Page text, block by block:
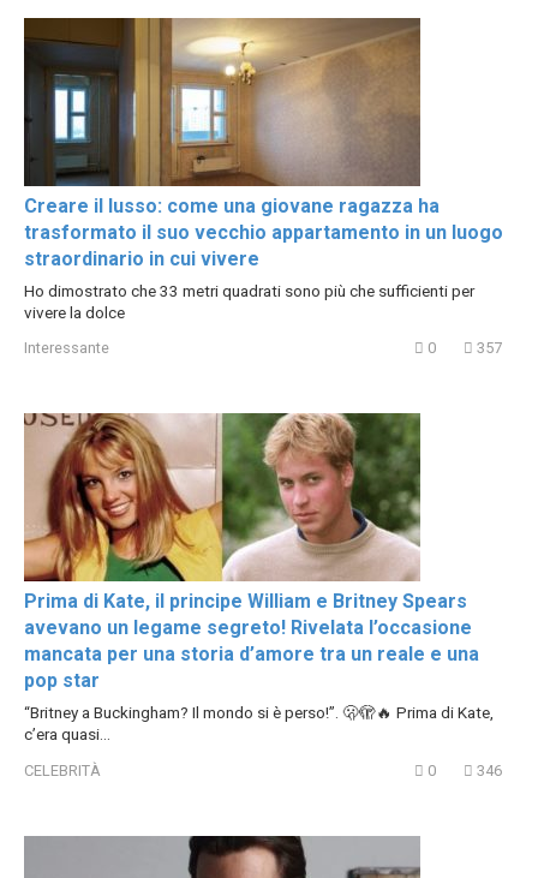
Creare il lusso: come una giovane ragazza ha
trasformato il suo vecchio appartamento in un luogo
straordinario in cui vivere
Ho dimostrato che 33 metri quadrati sono più che sufficienti per
vivere la dolce
Interessante 0 357
Prima di Kate, il principe William e Britney Spears
avevano un legame segreto! Rivelata l’occasione
mancata per una storia d’amore tra un reale e una
pop star
“Britney a Buckingham? Il mondo si è perso!”. 🫢🫣🔥 Prima di Kate,
c’era quasi…
CELEBRITÀ 0 346